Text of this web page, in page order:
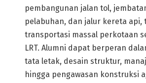
pembangunan jalan tol,
pelabuhan, dan jalur kereta api,
transportasi massal perkotaan
LRT. Alumni dapat berperan
tata letak, desain struktur,
hingga pengawasan konstruksi